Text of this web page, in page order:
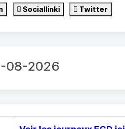
Sociallinki Twitter
08-2026